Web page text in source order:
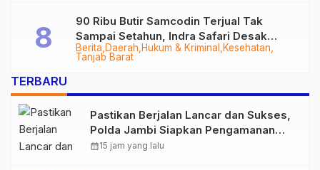
Berita Daerah Hukum & Kriminal
Kesehatan
Tanjab Barat
90 Ribu Butir Samcodin Terjual Tak
Sampai Setahun, Indra Safari Desak
Audit Menyeluruh
TERBARU
Pastikan Berjalan Lancar dan Sukses,
Polda Jambi Siapkan Pengamanan
Berlapis untuk 8.750 Pelari, 1.848
calendar_month15 jam yang lalu